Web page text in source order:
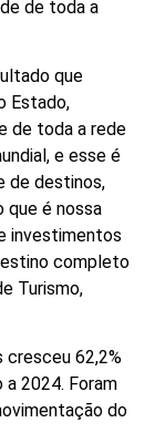
de toda a
que
Estado,
de toda a rede
e esse é
de destinos,
que é nossa
investimentos
completo
Turismo,
cresceu 62,2%
2024. Foram
do